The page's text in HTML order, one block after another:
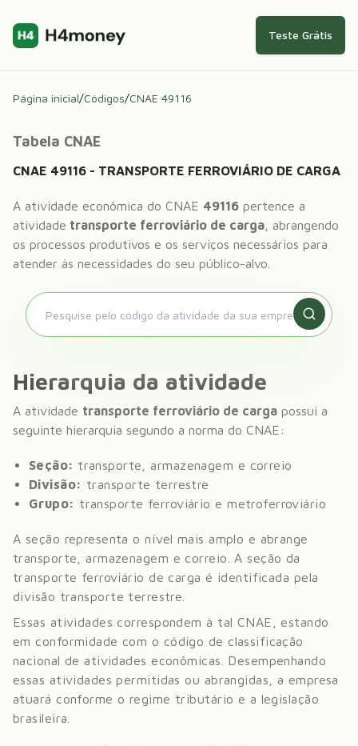
Teste Grátis
Página inicial/Códigos/CNAE 49116
Tabela CNAE
CNAE 49116 - TRANSPORTE FERROVIÁRIO DE CARGA
A atividade econômica do CNAE 49116 pertence a
atividade transporte ferroviário de carga , abrangendo
os processos produtivos e os serviços necessários para
atender às necessidades do seu público-alvo.
Hierarquia da atividade
A atividade transporte ferroviário de carga possui a
seguinte hierarquia segundo a norma do CNAE:
Seção: transporte, armazenagem e correio
Divisão: transporte terrestre
Grupo: transporte ferroviário e metroferroviário
A seção representa o nível mais amplo e abrange
transporte, armazenagem e correio . A seção da
transporte ferroviário de carga é identificada pela
divisão transporte terrestre
Essas atividades correspondem à tal CNAE, estando
em conformidade com o código de classificação
nacional de atividades econômicas. Desempenhando
essas atividades permitidas ou abrangidas, a empresa
atuará conforme o regime tributário e a legislação
brasileira.